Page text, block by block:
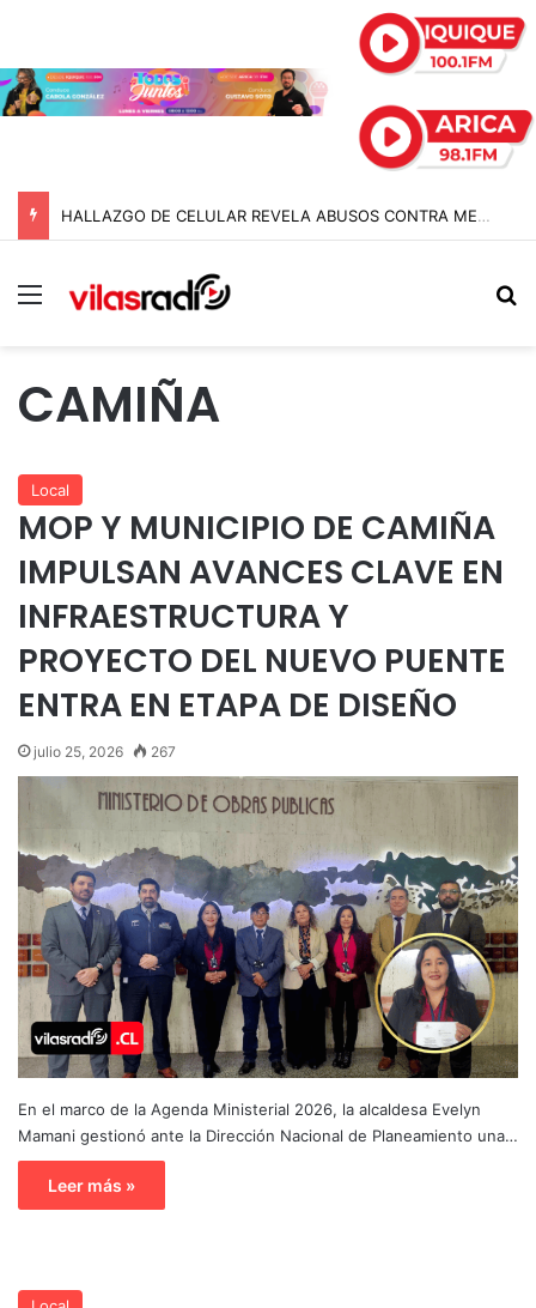
HALLAZGO DE CELULAR REVELA ABUSOS CONTRA MENOR Y TERMINA CON PROFESOR EN PRISIÓN PREVENTIVA
Menú
CAMIÑA
Local
MOP Y MUNICIPIO DE CAMIÑA
IMPULSAN AVANCES CLAVE EN
INFRAESTRUCTURA Y
PROYECTO DEL NUEVO PUENTE
ENTRA EN ETAPA DE DISEÑO
julio 25, 2026 267
En el marco de la Agenda Ministerial 2026, la alcaldesa Evelyn
Mamani gestionó ante la Dirección Nacional de Planeamiento una…
Leer más »